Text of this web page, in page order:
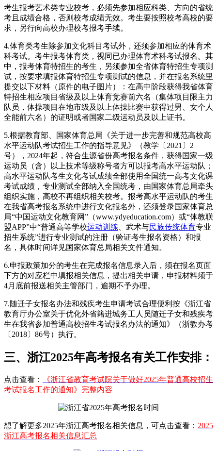
考生报考艺术类专业校考，必须先参加相应科类、方向的省统
考且成绩合格，否则校考成绩无效。考生要按照校考高校的要
求，另行向高校办理校考报考手续。
4.体育类考生除参加文化科目考试外，还须参加相应的体育术
科考试。考生报考体育类，视同已办理体育术科考试报名。其
中，报考体育特招生的考生，另须参加全省体育特招生专项测
试，按要求填报体育特招生专项测试的信息，并在报名系统里
提交以下材料（原件的电子图片）：在高中阶段获得我省体育
特招生相应项目省级及以上体育竞赛前六名（集体项目限主力
队员，体操项目在地市级及以上体操比赛中获得过男、女个人
全能前六名）的证明或者国家二级运动员及以上证书。
5.根据教育部、国家体育总局《关于进一步完善和规范高校高
水平运动队考试招生工作的指导意见》（教学〔2021〕2
号），2024年起，符合生源省份高考报名条件，获得国家一级
运动员（含）以上技术等级称号者方可以报考高水平运动队；
高水平运动队考生文化考试成绩全部使用全国统一高考文化课
考试成绩，专业测试全部纳入全国统考，由国家体育总局牵头
组织实施，高校不再组织相关校考。报考高水平运动队的考生
在我省高考报名系统中进行文化报名外，还须登录国家体育总
局“中国运动文化教育网”（www.ydyeducation.com）或“体教联
盟APP”中“普通高等学校运动训练 、武术与民族传统体育专业
招生系统”进行专业测试的注册（验证考生报名资格）和报
名，具体时间详见国家体育总局相关文件通知。
6.申报政策加分的考生在完成报名信息录入后，须在报名页面
下方的对应栏中填报相关信息，提出相关申请，申报材料须于
4月底前报送相关主管部门，逾期不予办理。
7.随迁子女报名办法和残疾考生申请考试合理便利按《浙江省
教育厅办公室关于优化外省籍进城务工人员随迁子女和残疾考
生在我省参加普通高校招生考试报名办法的通知》（浙教办考
〔2018〕86号）执行。
三、浙江2025年高考报名有关工作安排：
点击查看：
《浙江省教育考试院关于做好2025年普通高校招生
考试报名工作的通知》完整内容
想了解更多2025年浙江高考报名相关信息，可点击查看： 2025
浙江高考报名相关信息汇总